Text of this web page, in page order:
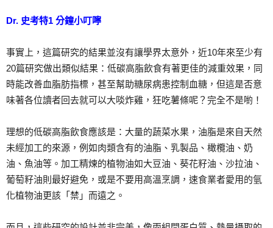
Dr. 史考特1 分鐘小叮嚀
事實上，這篇研究的結果並沒有讓學界太意外，近10年來至少有
20篇研究做出類似結果：低碳高脂飲食有著更佳的減重效果，同
時能改善血脂肪指標，甚至幫助糖尿病患控制血糖，但這是否意
味著各位讀者回去就可以大啖炸雞，狂吃薯條呢？完全不是喲！
理想的低碳高脂飲食應該是：大量的蔬菜水果，油脂是來自天然
未經加工的來源，例如肉類含有的油脂、乳製品、橄欖油、奶
油、魚油等。加工精煉的植物油如大豆油、葵花籽油、沙拉油、
葡萄籽油則最好避免，或是不要用高溫烹調，速食業者愛用的氫
化植物油更該「禁」而遠之。